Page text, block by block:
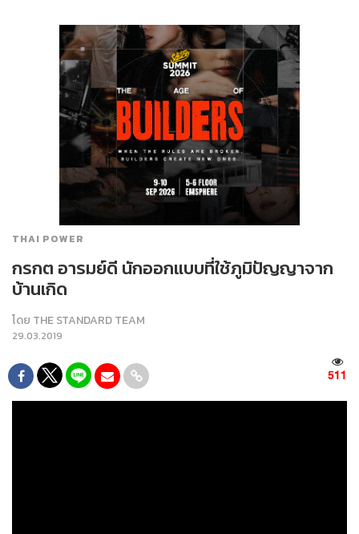
THAI POWER
กรกต อารมย์ดี นักออกแบบที่ใช้ภูมิปัญญาจาก
บ้านเกิด
โดย THE STANDARD TEAM
29.03.2019
511